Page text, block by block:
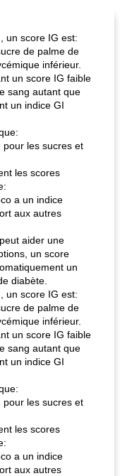
au cheddar rôti
un score IG est:
de palme de
inférieur.
un score IG faible
sang autant que
un indice GI
pour les sucres et
les scores
a un indice
aux autres
aider une
un score
un
diabète.
un score IG est:
de palme de
inférieur.
un score IG faible
sang autant que
un indice GI
pour les sucres et
les scores
a un indice
aux autres